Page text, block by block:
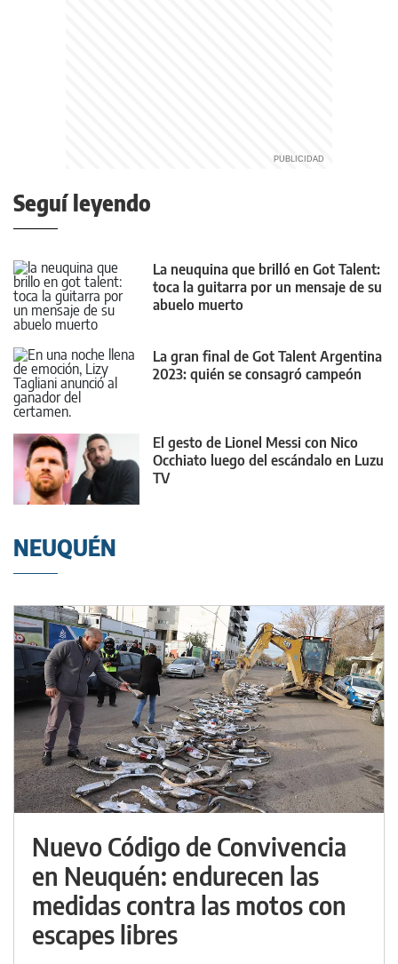
Seguí leyendo
La neuquina que brilló en Got Talent:
toca la guitarra por un mensaje de su
abuelo muerto
La gran final de Got Talent Argentina
2023: quién se consagró campeón
El gesto de Lionel Messi con Nico
Occhiato luego del escándalo en Luzu
TV
NEUQUÉN
Nuevo Código de Convivencia
en Neuquén: endurecen las
medidas contra las motos con
escapes libres